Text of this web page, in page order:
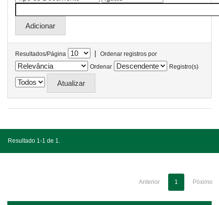
Resultados/Página |
Ordenar registros por
Ordenar
Registro(s)
Resultado 1-1 de 1.
Anterior 1 Póximo